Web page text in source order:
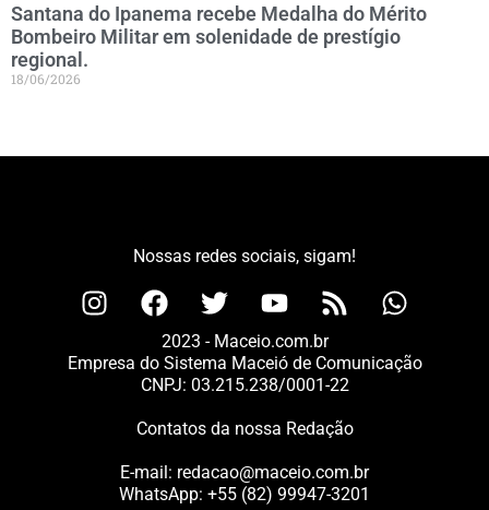
Santana do Ipanema recebe Medalha do Mérito
Bombeiro Militar em solenidade de prestígio
regional.
18/06/2026
Nossas redes sociais, sigam!
2023 - Maceio.com.br
Empresa do Sistema Maceió de Comunicação
CNPJ: 03.215.238/0001-22
Contatos da nossa Redação
E-mail: redacao@maceio.com.br
WhatsApp: +55 (82) 99947-3201